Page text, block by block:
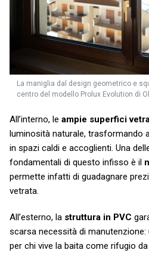
La maniglia dal design geometrico e
centro del modello Prolux Evolution di
All’interno, le ampie superfici
luminosità naturale, trasformando
in spazi caldi e accoglienti. Una
fondamentali di questo infisso è il
permette infatti di guadagnare
vetrata.
All’esterno, la struttura in PVC
scarsa necessità di
per chi vive la baita come rifugio